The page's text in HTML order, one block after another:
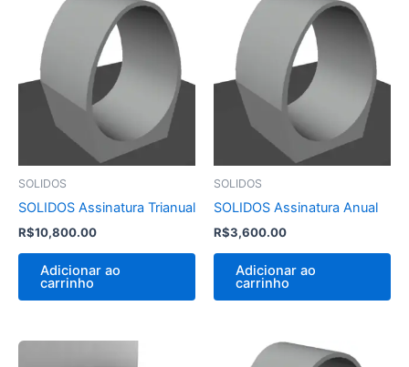
SOLIDOS
SOLIDOS Assinatura Trianual
R$10,800.00
Adicionar ao
carrinho
SOLIDOS
SOLIDOS Assinatura Anual
R$3,600.00
Adicionar ao
carrinho